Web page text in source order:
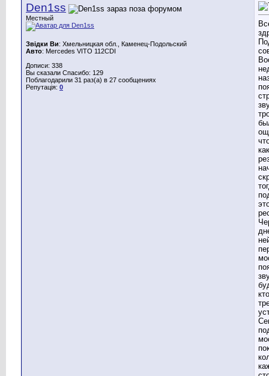
Den1ss
Местный
Звідки Ви: Хмельницкая обл., Каменец-Подольский
Авто: Mercedes VITO 112CDI
Дописи: 338
Вы сказали Спасибо: 129
Поблагодарили 31 раз(а) в 27 сообщениях
Репутація: 0